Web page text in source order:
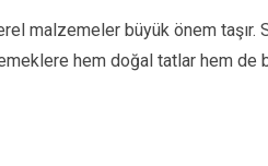
malzemeler büyük önem
hem doğal tatlar hem de